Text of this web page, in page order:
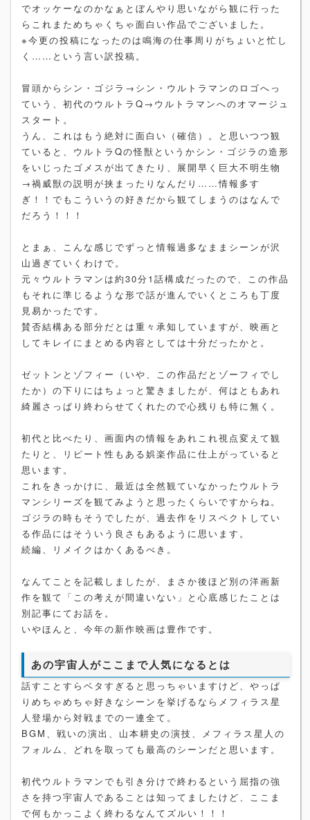
でオッケーなのかなぁとぼんやり思いながら観に行った
らこれまためちゃくちゃ面白い作品でございました。
※今更の投稿になったのは鳴海の仕事周りがちょいと忙し
く……という言い訳投稿。
冒頭からシン・ゴジラ→シン・ウルトラマンのロゴへっ
ていう、初代のウルトラQ→ウルトラマンへのオマージュ
スタート。
うん、これはもう絶対に面白い（確信）。と思いつつ観
ていると、ウルトラQの怪獣というかシン・ゴジラの造形
をいじったゴメスが出てきたり、展開早く巨大不明生物
→禍威獣の説明が挟まったりなんだり……情報多す
ぎ！！でもこういうの好きだから観てしまうのはなんで
だろう！！！
とまぁ、こんな感じでずっと情報過多なままシーンが沢
山過ぎていくわけで。
元々ウルトラマンは約30分1話構成だったので、この作品
もそれに準じるような形で話が進んでいくところも丁度
見易かったです。
賛否結構ある部分だとは重々承知していますが、映画と
してキレイにまとめる内容としては十分だったかと。
ゼットンとゾフィー（いや、この作品だとゾーフィでし
たか）の下りにはちょっと驚きましたが、何はともあれ
綺麗さっぱり終わらせてくれたので心残りも特に無く。
初代と比べたり、画面内の情報をあれこれ視点変えて観
たりと、リピート性もある娯楽作品に仕上がっていると
思います。
これをきっかけに、最近は全然観ていなかったウルトラ
マンシリーズを観てみようと思ったくらいですからね。
ゴジラの時もそうでしたが、過去作をリスペクトしてい
る作品にはそういう良さもあるように思います。
続編、リメイクはかくあるべき。
なんてことを記載しましたが、まさか後ほど別の洋画新
作を観て「この考えが間違いない」と心底感じたことは
別記事にてお話を。
いやほんと、今年の新作映画は豊作です。
あの宇宙人がここまで人気になるとは
話すことすらベタすぎると思っちゃいますけど、やっぱ
りめちゃめちゃ好きなシーンを挙げるならメフィラス星
人登場から対戦までの一連全て。
BGM、戦いの演出、山本耕史の演技、メフィラス星人の
フォルム、どれを取っても最高のシーンだと思います。
初代ウルトラマンでも引き分けで終わるという屈指の強
さを持つ宇宙人であることは知ってましたけど、ここま
で何もかっこよく終わるなんてズルい！！！